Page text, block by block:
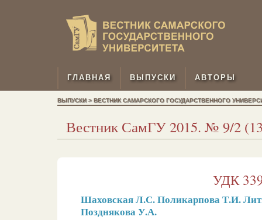
ГЛАВНАЯ ВЫПУСКИ АВТОРЫ
ВЫПУСКИ > ВЕСТНИК САМАРСКОГО ГОСУДАРСТВЕННОГО
Вестник СамГУ 2015. № 9/2
УДК
Шаховская Л.С.Поликарпова Т.И.
Позднякова У.А.